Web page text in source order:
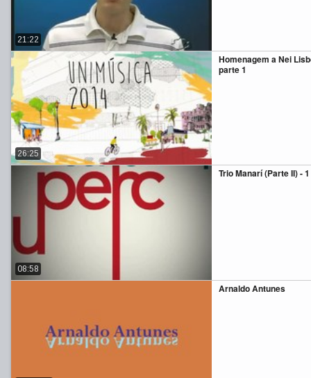
21:22
Homenagem a Nei
parte 1
26:25
Trio Manarí (Parte II) - 1
08:58
Arnaldo Antunes